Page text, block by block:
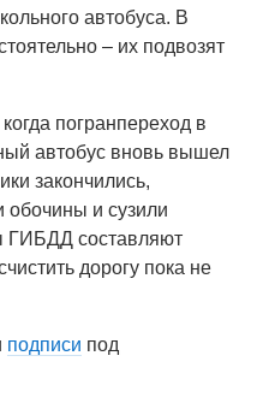
автобуса. В
– их подвозят
погранпереход в
автобус вновь вышел
закончились,
обочины и сузили
ГИБДД составляют
дорогу пока не
подписи под